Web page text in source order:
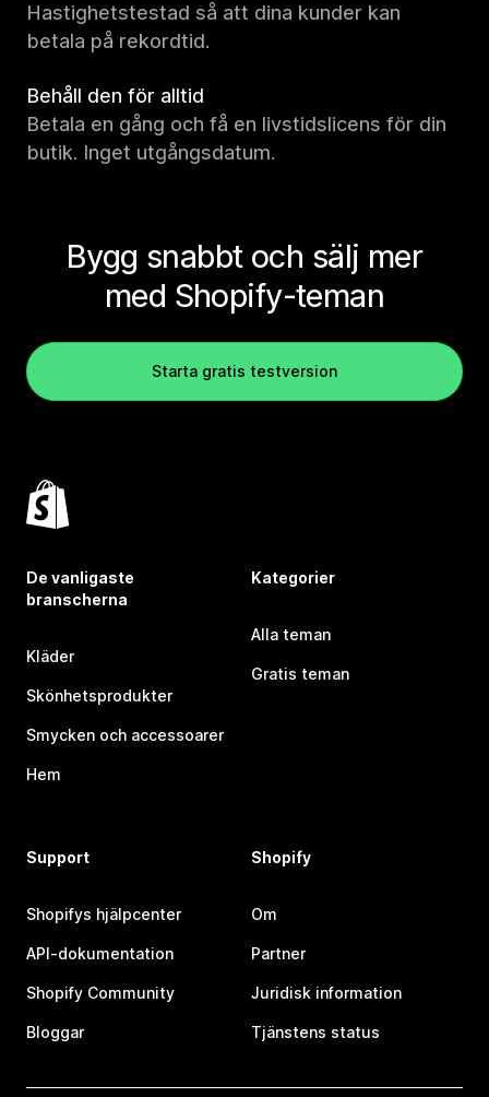
Hastighetstestad så att dina kunder kan
betala på rekordtid.
Behåll den för alltid
Betala en gång och få en livstidslicens för din
butik. Inget utgångsdatum.
Bygg snabbt och sälj mer
med Shopify-teman
Starta gratis testversion
De vanligaste
branscherna
Kläder
Skönhetsprodukter
Smycken och accessoarer
Hem
Kategorier
Alla teman
Gratis teman
Support
Shopifys hjälpcenter
API-dokumentation
Shopify Community
Bloggar
Shopify
Om
Partner
Juridisk information
Tjänstens status